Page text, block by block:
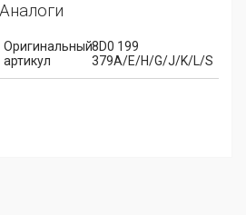
Аналоги
Оригинальный
артикул
8D0 199
379A/E/H/G/J/K/L/S